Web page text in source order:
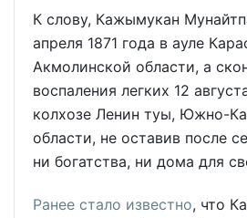
К слову, Кажымукан
апреля 1871 года в ауле
Акмолинской области, а
воспаления легких 12
колхозе Ленин туы, Южно-
области, не оставив после
ни богатства, ни дома для
Ранее стало известно, что